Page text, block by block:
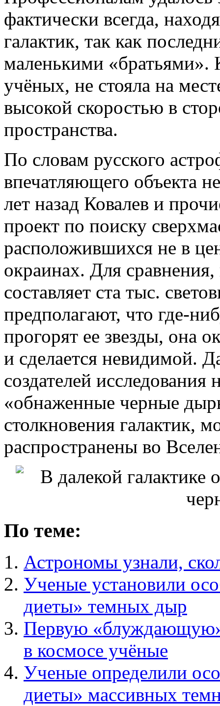
фактически всегда,
галактик, так как
маленькими «братьями».
учёных, не стояла на
высокой скоростью в
пространства.
По словам русского
впечатляющего объекта
лет назад Ковалев и
проект по поиску
расположившихся не в
окраинах. Для
составляет ста тыс.
предполагают, что где-
прогорят ее звезды, она
и сделается невидимой.
создателей
«обнаженные черные
столкновения галактик,
распространены во
По теме:
Астрономы узнали,
Ученые установили
диеты» темных дыр
Первую
в космосе учёные
Ученые определили
диеты» массивных